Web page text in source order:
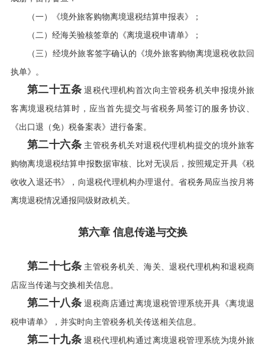
（一）《境外旅客购物离境退税结算申报表》；
（二）经海关验核签章的《离境退税申请单》；
（三）经境外旅客签字确认的《境外旅客购物离境退税收款回
执单》。
第二十五条退税代理机构首次向主管税务机关申报境外旅
客离境退税结算时，应当首先提交与省税务局签订的服务协议、
《出口退（免）税备案表》进行备案。
第二十六条主管税务机关对退税代理机构提交的境外旅客
购物离境退税结算申报数据审核、比对无误后，按照规定开具《税
收收入退还书》，向退税代理机构办理退付。省税务局应当按月将
离境退税情况通报同级财政机关。
第六章 信息传递与交换
第二十七条主管税务机关、海关、退税代理机构和退税商
店应当传递与交换相关信息。
第二十八条退税商店通过离境退税管理系统开具《离境退
税申请单》，并实时向主管税务机关传送相关信息。
第二十九条退税代理机构通过离境退税管理系统为境外旅